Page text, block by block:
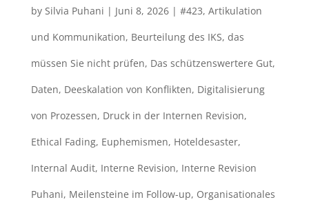
by Silvia Puhani | Juni 8, 2026| #423, Artikulation
und Kommunikation, Beurteilung des IKS, das
müssen Sie nicht prüfen, Das schützenswertere Gut,
Daten, Deeskalation von Konflikten, Digitalisierung
von Prozessen, Druck in der Internen Revision,
Ethical Fading, Euphemismen, Hoteldesaster,
Internal Audit, Interne Revision, Interne Revision
Puhani, Meilensteine im Follow-up, Organisationales